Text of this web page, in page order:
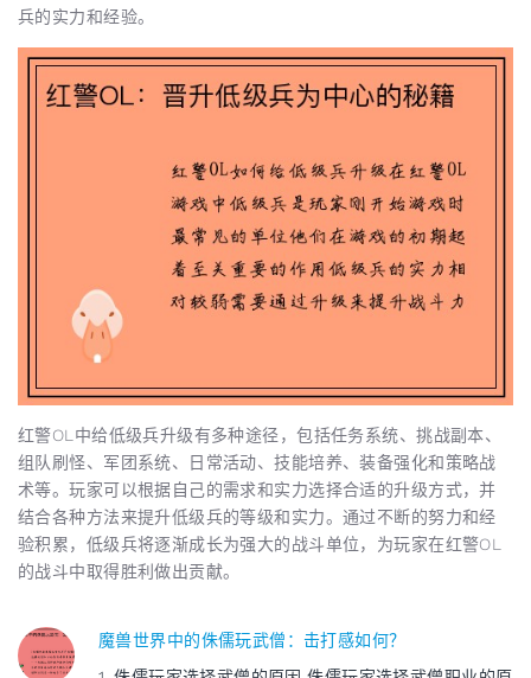
兵的实力和经验。
红警OL中给低级兵升级有多种途径，包括任务系统、挑战副本、
组队刷怪、军团系统、日常活动、技能培养、装备强化和策略战
术等。玩家可以根据自己的需求和实力选择合适的升级方式，并
结合各种方法来提升低级兵的等级和实力。通过不断的努力和经
验积累，低级兵将逐渐成长为强大的战斗单位，为玩家在红警OL
的战斗中取得胜利做出贡献。
魔兽世界中的侏儒玩武僧：击打感如何？